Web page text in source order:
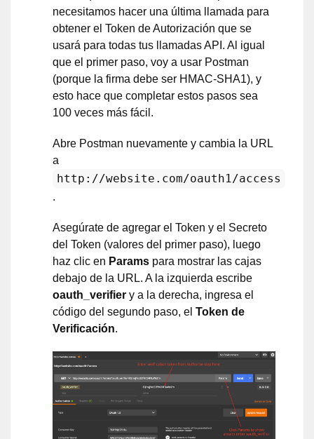
necesitamos hacer una última llamada para
obtener el Token de Autorización que se
usará para todas tus llamadas API. Al igual
que el primer paso, voy a usar Postman
(porque la firma debe ser HMAC-SHA1), y
esto hace que completar estos pasos sea
100 veces más fácil.
Abre Postman nuevamente y cambia la URL
a
http://website.com/oauth1/access
.
Asegúrate de agregar el Token y el Secreto
del Token (valores del primer paso), luego
haz clic en Params para mostrar las cajas
debajo de la URL. A la izquierda escribe
oauth_verifier y a la derecha, ingresa el
código del segundo paso, el Token de
Verificación.